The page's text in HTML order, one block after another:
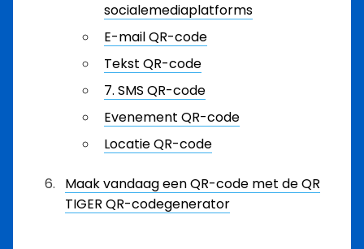
socialemediaplatforms
E-mail QR-code
Tekst QR-code
7. SMS QR-code
Evenement QR-code
Locatie QR-code
Maak vandaag een QR-code met de QR
TIGER QR-codegenerator